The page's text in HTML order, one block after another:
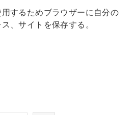
するためブラウザーに自分の
、サイトを保存する。